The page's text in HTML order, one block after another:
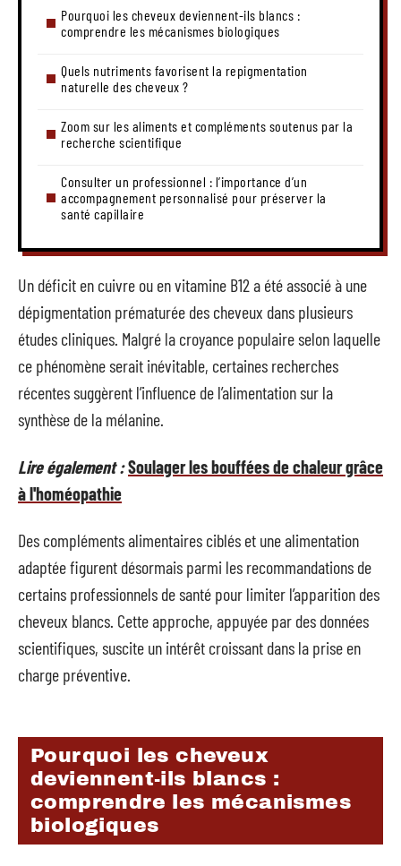
Pourquoi les cheveux deviennent-ils blancs :
comprendre les mécanismes biologiques
Quels nutriments favorisent la repigmentation
naturelle des cheveux ?
Zoom sur les aliments et compléments soutenus par la
recherche scientifique
Consulter un professionnel : l’importance d’un
accompagnement personnalisé pour préserver la
santé capillaire
Un déficit en cuivre ou en vitamine B12 a été associé à une
dépigmentation prématurée des cheveux dans plusieurs
études cliniques. Malgré la croyance populaire selon laquelle
ce phénomène serait inévitable, certaines recherches
récentes suggèrent l’influence de l’alimentation sur la
synthèse de la mélanine.
Lire également :Soulager les bouffées de chaleur grâce
à l'homéopathie
Des compléments alimentaires ciblés et une alimentation
adaptée figurent désormais parmi les recommandations de
certains professionnels de santé pour limiter l’apparition des
cheveux blancs. Cette approche, appuyée par des données
scientifiques, suscite un intérêt croissant dans la prise en
charge préventive.
Pourquoi les cheveux
deviennent-ils blancs :
comprendre les mécanismes
biologiques